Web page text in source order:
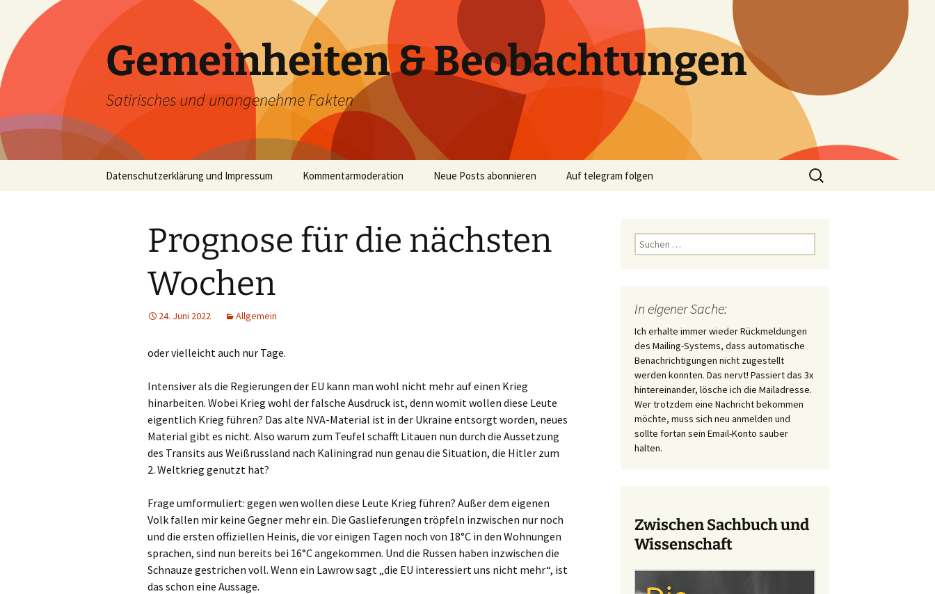
Inhalt
springen
Gemeinheiten & Beobachtungen
Satirisches und unangenehme Fakten
Datenschutzerklärung und Impressum Kommentarmoderation Neue Posts abonnieren Auf telegram folgen
Suchen
nach:
Prognose für die nächsten
Wochen
24. Juni 2022 Allgemein
oder vielleicht auch nur Tage.
Intensiver als die Regierungen der EU kann man wohl nicht mehr auf einen Krieg
hinarbeiten. Wobei Krieg wohl der falsche Ausdruck ist, denn womit wollen diese Leute
eigentlich Krieg führen? Das alte NVA-Material ist in der Ukraine entsorgt worden, neues
Material gibt es nicht. Also warum zum Teufel schafft Litauen nun durch die Aussetzung
des Transits aus Weißrussland nach Kaliningrad nun genau die Situation, die Hitler zum
2. Weltkrieg genutzt hat?
Frage umformuliert: gegen wen wollen diese Leute Krieg führen? Außer dem eigenen
Volk fallen mir keine Gegner mehr ein. Die Gaslieferungen tröpfeln inzwischen nur noch
und die ersten offiziellen Heinis, die vor einigen Tagen noch von 18°C in den Wohnungen
sprachen, sind nun bereits bei 16°C angekommen. Und die Russen haben inzwischen die
Schnauze gestrichen voll. Wenn ein Lawrow sagt „die EU interessiert uns nicht mehr“, ist
das schon eine Aussage.
Suchen
nach:
In eigener Sache:
Ich erhalte immer wieder Rückmeldungen
des Mailing-Systems, dass automatische
Benachrichtigungen nicht zugestellt
werden konnten. Das nervt! Passiert das 3x
hintereinander, lösche ich die Mailadresse.
Wer trotzdem eine Nachricht bekommen
möchte, muss sich neu anmelden und
sollte fortan sein Email-Konto sauber
halten.
Zwischen Sachbuch und
Wissenschaft